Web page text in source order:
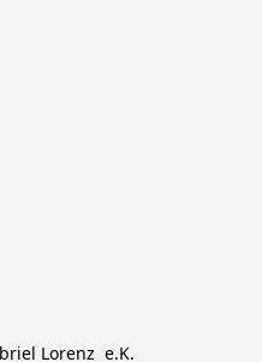
Lorenz  e.K.